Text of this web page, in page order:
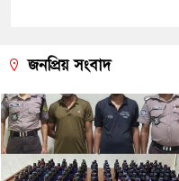
জনপ্রিয় সংবাদ